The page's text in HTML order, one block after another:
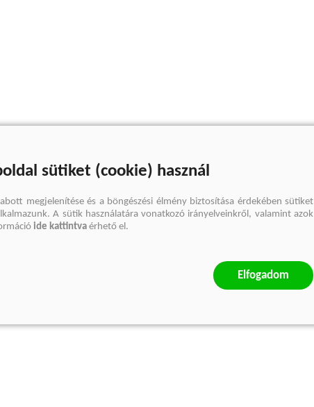
sütiket (cookie) használ
megjelenítése és a böngészési élmény biztosítása érdekében sütiket
A sütik használatára vonatkozó irányelveinkről, valamint azok
ide kattintva érhető el.
Elfogadom